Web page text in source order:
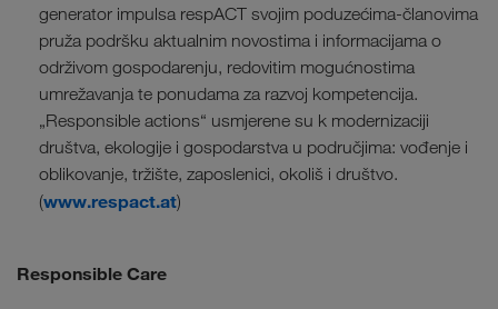
HR
generator impulsa respACT svojim poduzećima-članovima
pruža podršku aktualnim novostima i informacijama o
održivom gospodarenju, redovitim mogućnostima
umrežavanja te ponudama za razvoj kompetencija.
„Responsible actions“ usmjerene su k modernizaciji
društva, ekologije i gospodarstva u područjima: vođenje i
oblikovanje, tržište, zaposlenici, okoliš i društvo.
(www.respact.at)
Responsible Care